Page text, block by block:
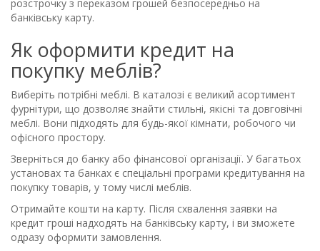
розстрочку з переказом грошей безпосередньо на
банківську карту.
Як оформити кредит на
покупку меблів?
Виберіть потрібні меблі. В каталозі є великий асортимент
фурнітури, що дозволяє знайти стильні, якісні та довговічні
меблі. Вони підходять для будь-якої кімнати, робочого чи
офісного простору.
Зверніться до банку або фінансової організації. У багатьох
установах та банках є спеціальні програми кредитування на
покупку товарів, у тому числі меблів.
Отримайте кошти на карту. Після схвалення заявки на
кредит гроші надходять на банківську карту, і ви зможете
одразу оформити замовлення.